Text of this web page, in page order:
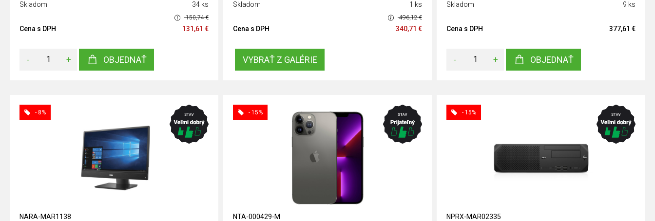
Skladom
34 ks
150,74 €
Cena s DPH 131,61 €
- + OBJEDNAŤ
Skladom
1 ks
496,12 €
Cena s DPH 340,71 €
VYBRAŤ Z GALÉRIE
Skladom
9 ks
Cena s DPH 377,61 €
- + OBJEDNAŤ
- 8%
NARA-MAR1138
- 15%
NTA-000429-M
- 15%
NPRX-MAR02335